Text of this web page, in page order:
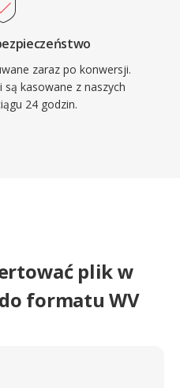
zaraz po konwersji.
kasowane z naszych
24 godzin.
plik w
formatu WV